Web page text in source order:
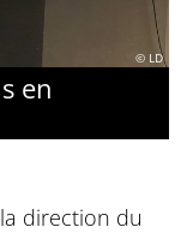
© LD
en
direction du